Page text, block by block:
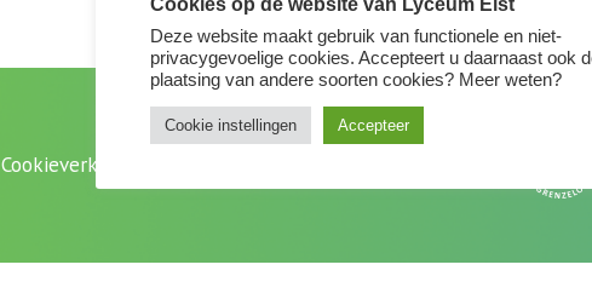
Cookieverklaring
Cookies op de website van Lyceum Elst
Deze website maakt gebruik van functionele en niet-
privacygevoelige cookies. Accepteert u daarnaast ook de
plaatsing van andere soorten cookies? Meer weten?